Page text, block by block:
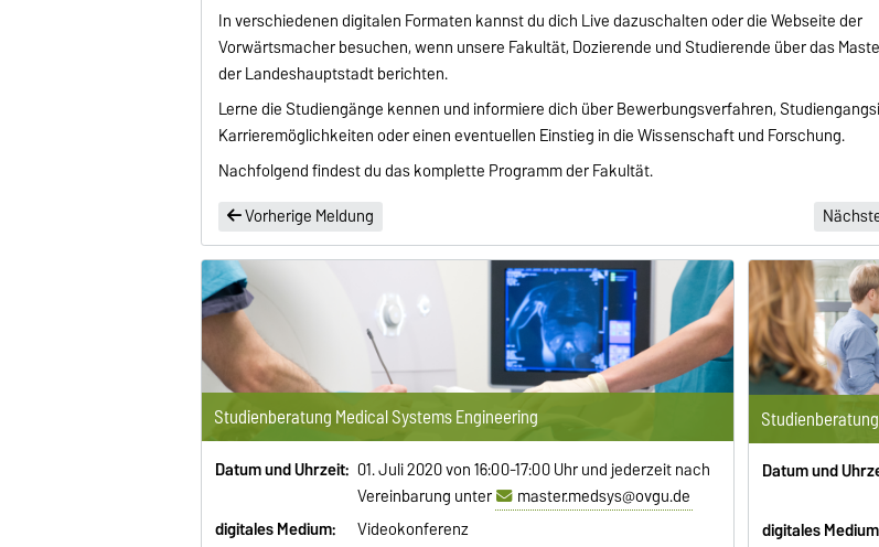
In verschiedenen digitalen Formaten kannst du dich Live dazuschalten oder die Webseite der
Vorwärtsmacher besuchen, wenn unsere Fakultät, Dozierende und Studierende über das
der Landeshauptstadt berichten.
Lerne die Studiengänge kennen und informiere dich über Bewerbungsverfahren,
Karrieremöglichkeiten oder einen eventuellen Einstieg in die Wissenschaft und Forschung.
Nachfolgend findest du das komplette Programm der Fakultät.
Vorherige Meldung
Studienberatung Medical Systems Engineering
Datum und Uhrzeit: 01. Juli 2020 von 16:00-17:00 Uhr und jederzeit nach
Vereinbarung unter
master.medsys@ovgu.de
digitales Medium:
Videokonferenz
Datum und
digitales